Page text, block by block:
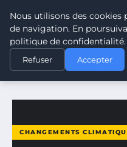
CLIMATE
ACCUEIL
CHANGEMENTS
LES DIFFÉRENTS TYPES
CHANGEMENTS
Nous utilisons des
de navigation. En
politique de confidentialité.
Refuser Accepter